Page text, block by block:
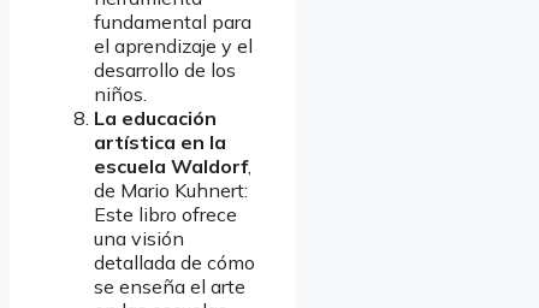
fundamental para
el aprendizaje y el
desarrollo de los
niños.
La educación
artística en la
escuela Waldorf,
de Mario Kuhnert:
Este libro ofrece
una visión
detallada de cómo
se enseña el arte